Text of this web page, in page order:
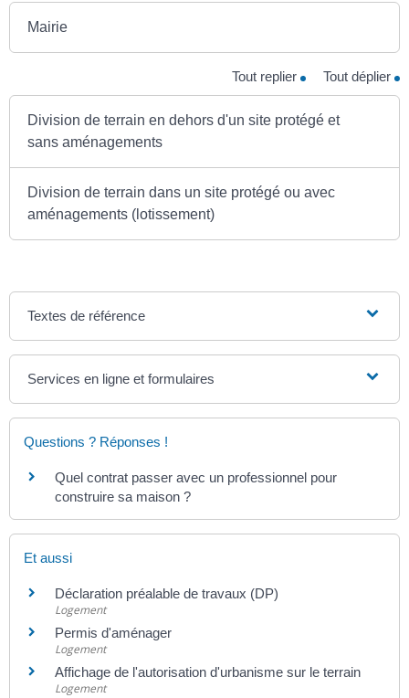
Mairie
Tout replier Tout déplier
Division de terrain en dehors d'un site protégé et
sans aménagements
Division de terrain dans un site protégé ou avec
aménagements (lotissement)
Textes de référence
Services en ligne et formulaires
Questions ? Réponses !
Quel contrat passer avec un professionnel pour
construire sa maison ?
Et aussi
Déclaration préalable de travaux (DP)
Logement
Permis d'aménager
Logement
Affichage de l'autorisation d'urbanisme sur le terrain
Logement